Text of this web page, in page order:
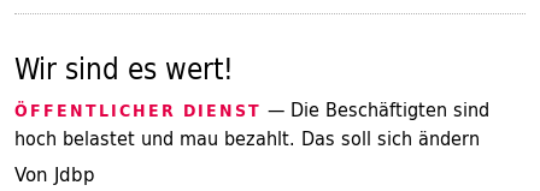
Wir sind es wert!
ÖFFENTLICHER DIENST — Die Beschäftigten sind
hoch belastet und mau bezahlt. Das soll sich ändern
Von Jdbp